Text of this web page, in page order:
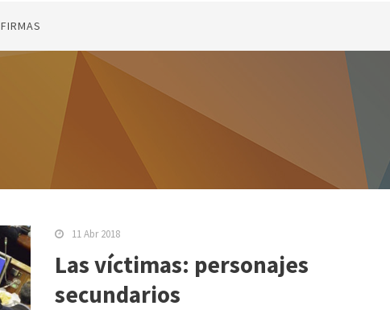
FIRMAS
11 Abr 2018
Las víctimas: personajes
secundarios